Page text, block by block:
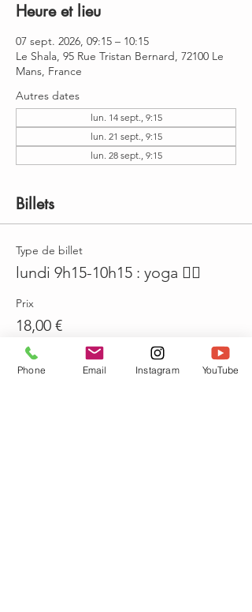
Heure et lieu
07 sept. 2026, 09:15 – 10:15
Le Shala, 95 Rue Tristan Bernard, 72100 Le
Mans, France
Autres dates
lun. 14 sept., 9:15
lun. 21 sept., 9:15
lun. 28 sept., 9:15
Billets
Type de billet
lundi 9h15-10h15 : yoga 🤸‍♀️
Prix
18,00 €
Quantité
Phone Email Instagram YouTube